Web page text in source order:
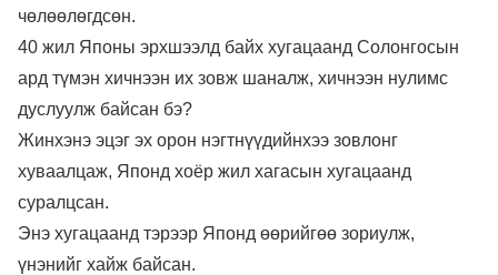
чөлөөлөгдсөн.
40 жил Японы эрхшээлд байх хугацаанд Солонгосын
ард түмэн хичнээн их зовж шаналж, хичнээн нулимс
дуслуулж байсан бэ?
Жинхэнэ эцэг эх орон нэгтнүүдийнхээ зовлонг
хуваалцаж, Японд хоёр жил хагасын хугацаанд
суралцсан.
Энэ хугацаанд тэрээр Японд өөрийгөө зориулж,
үнэнийг хайж байсан.